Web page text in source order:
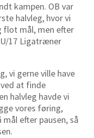
kampen. OB var
halvleg, hvor vi
flot mål, men efter
17 Ligatræner
vi gerne ville have
at finde
halvleg havde vi
vores føring,
efter pausen, så